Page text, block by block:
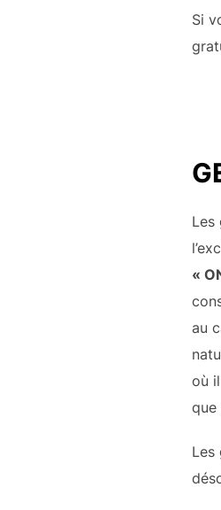
Si
Les
«
au
où
que
Les